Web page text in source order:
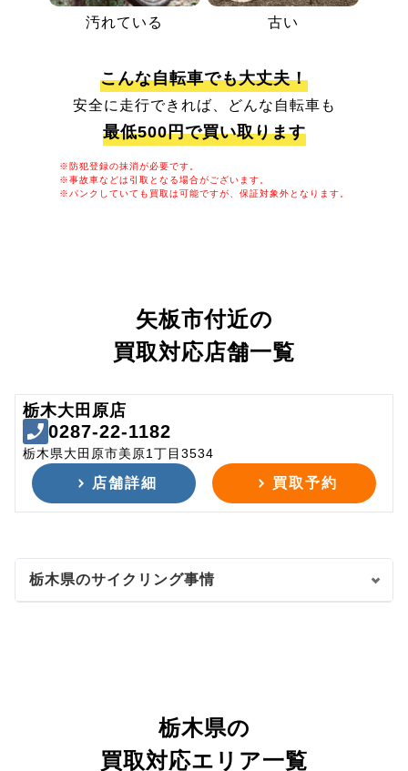
汚れている 古い
こんな自転車でも大丈夫！
安全に走行できれば、どんな自転車も
最低500円で買い取ります
※防犯登録の抹消が必要です。
※事故車などは引取となる場合がございます。
※パンクしていても買取は可能ですが、保証対象外となります。
矢板市付近の
買取対応店舗一覧
栃木大田原店
0287-22-1182
栃木県大田原市美原1丁目3534
店舗詳細 買取予約
栃木県のサイクリング事情
栃木県の
買取対応エリア一覧